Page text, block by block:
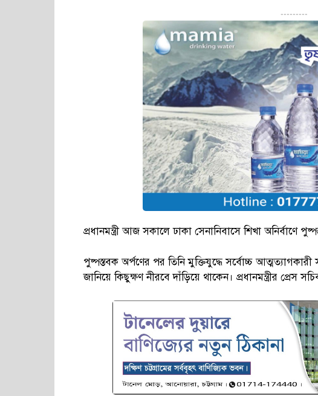
---------
প্রধানমন্ত্রী আজ সকালে ঢাকা সেনানিবাসে শিখা অনির্বাণে
পুষ্পস্তবক অর্পণের পর তিনি মুক্তিযুদ্ধে সর্বোচ্চ আত্মত্যাগকারী
জানিয়ে কিছুক্ষণ নীরবে দাঁড়িয়ে থাকেন। প্রধানমন্ত্রীর